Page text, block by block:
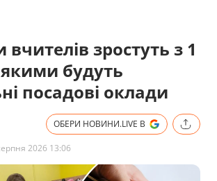
зростуть з 1
будуть
посадові оклади
ОБЕРИ НОВИНИ.LIVE В
2026 13:06